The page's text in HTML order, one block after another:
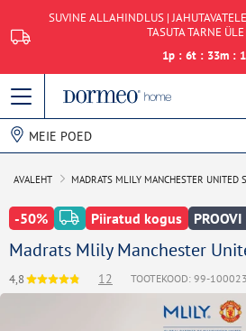
SUVINE ALLAHINDLUS |
TASUTA TARNE
1p : 6t : 33m :
MEIE POED
AVALEHT MADRATS MLILY MANCHESTER UNITED
-50% Piiratud kogus
Madrats Mlily Manchester
4,8 12 TOOTEKOOD: 99-